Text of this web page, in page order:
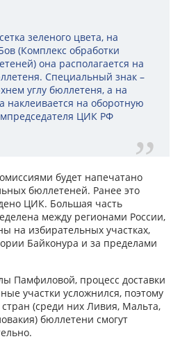
зеленого цвета, на
(Комплекс обработки
она располагается на
Специальный знак –
углу бюллетеня, а на
на оборотную
ЦИК РФ
будет напечатано
бюллетеней. Ранее это
ЦИК. Большая часть
между регионами России,
на избирательных участках,
Байконура и за пределами
Памфиловой, процесс доставки
участки усложнился, поэтому
(среди них Ливия, Мальта,
бюллетени смогут